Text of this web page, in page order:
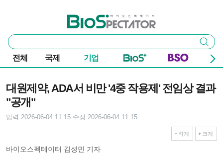
바이오스펙테이터
통
합
검
색
검색
전체 국제 기업
대원제약, ADA서 비만 '4중 작용제' 전임상 결과
"공개"
입력 2026-06-04 11:15 수정 2026-06-04 11:15
작게 크게
바이오스펙테이터 김성민 기자